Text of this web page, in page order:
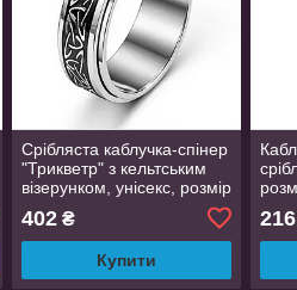
Срібляста каблучка-спінер
"Трикветр" з кельтським
візерунком, унісекс, розмір
402₴
Купити
216